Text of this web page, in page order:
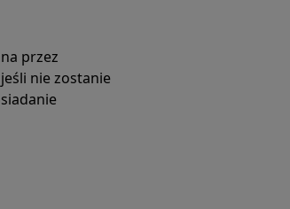
przez
nie zostanie